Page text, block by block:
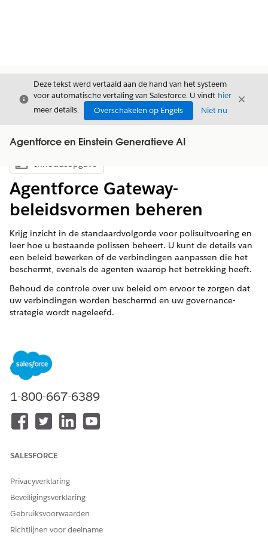
Sluiten
Deze tekst werd vertaald aan de hand van het systeem
voor automatische vertaling van Salesforce. U vindt hier
meer details.
Overschakelen op Engels Niet nu
Sluiten
Agentforce en Einstein Generatieve AI
Inhoudsopgave weergeven
Inhoudsopgave
Agentforce Gateway-
beleidsvormen beheren
Krijg inzicht in de standaardvolgorde voor polisuitvoering en
leer hoe u bestaande polissen beheert. U kunt de details van
een beleid bewerken of de verbindingen aanpassen die het
beschermt, evenals de agenten waarop het betrekking heeft.
Behoud de controle over uw beleid om ervoor te zorgen dat
uw verbindingen worden beschermd en uw governance-
strategie wordt nageleefd.
Een Agentforce Gateway-beleid bewerken
Verbindingsbescherming toevoegen of verwijderen voor
Agentforce Gateway-beleidsvormen
Een Agentforce Gateway Policy verwijderen
Standaardvolgorde voor polisuitvoering voor Agentforce
Gateway
dat u uw verbindingen beschermt zoals bedoeld. De
toepassingsmethode en het tijdstempel.
Een Agentforce Gateway-beleid bewerken
Bewerk beleidsdetails en instellingen in de Policy Builder.
Verbindingsbescherming voor Agentforce Gateway-
1-800-667-6389
SALESFORCE
Privacyverklaring
Beveiligingsverklaring
Gebruiksvoorwaarden
Richtlijnen voor deelname